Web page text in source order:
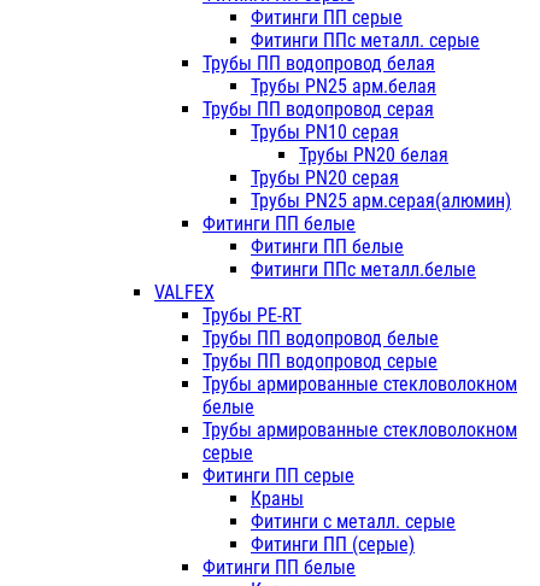
Фитинги ПП серые
Фитинги ППс металл. серые
Трубы ПП водопровод белая
Трубы PN25 арм.белая
Трубы ПП водопровод серая
Трубы PN10 серая
Трубы PN20 белая
Трубы PN20 серая
Трубы PN25 арм.серая(алюмин)
Фитинги ПП белые
Фитинги ПП белые
Фитинги ППс металл.белые
VALFEX
Трубы PE-RT
Трубы ПП водопровод белые
Трубы ПП водопровод серые
Трубы армированные стекловолокном
белые
Трубы армированные стекловолокном
серые
Фитинги ПП серые
Краны
Фитинги с металл. серые
Фитинги ПП (серые)
Фитинги ПП белые